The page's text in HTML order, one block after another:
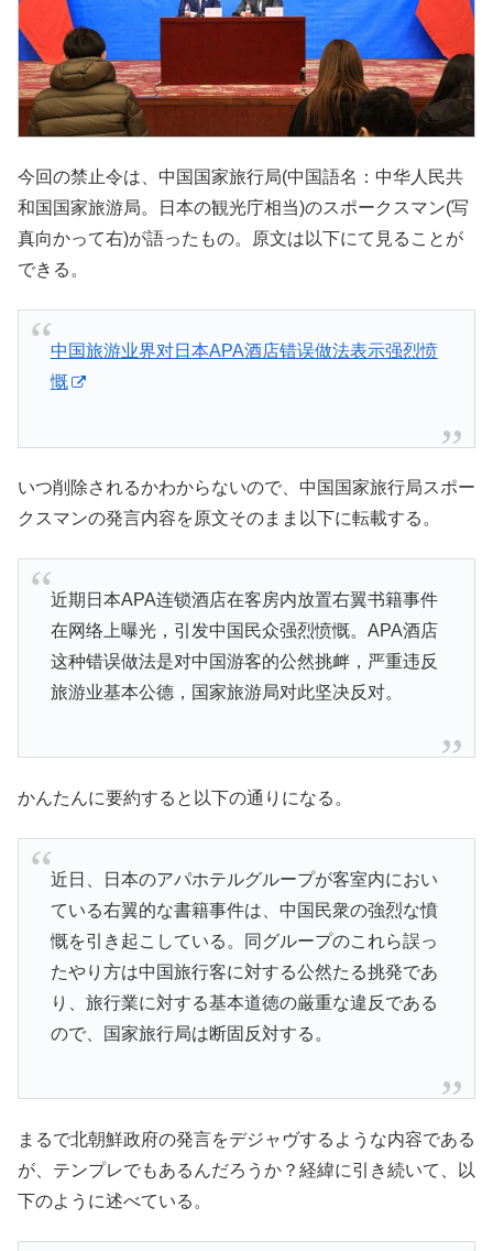
今回の禁止令は、中国国家旅行局(中国語名：中华人民共
和国国家旅游局。日本の観光庁相当)のスポークスマン(写
真向かって右)が語ったもの。原文は以下にて見ることが
できる。
中国旅游业界对日本APA酒店错误做法表示强烈愤
慨
いつ削除されるかわからないので、中国国家旅行局スポー
クスマンの発言内容を原文そのまま以下に転載する。
近期日本APA连锁酒店在客房内放置右翼书籍事件
在网络上曝光，引发中国民众强烈愤慨。APA酒店
这种错误做法是对中国游客的公然挑衅，严重违反
旅游业基本公德，国家旅游局对此坚决反对。
かんたんに要約すると以下の通りになる。
近日、日本のアパホテルグループが客室内におい
ている右翼的な書籍事件は、中国民衆の強烈な憤
慨を引き起こしている。同グループのこれら誤っ
たやり方は中国旅行客に対する公然たる挑発であ
り、旅行業に対する基本道徳の厳重な違反である
ので、国家旅行局は断固反対する。
まるで北朝鮮政府の発言をデジャヴするような内容である
が、テンプレでもあるんだろうか？経緯に引き続いて、以
下のように述べている。